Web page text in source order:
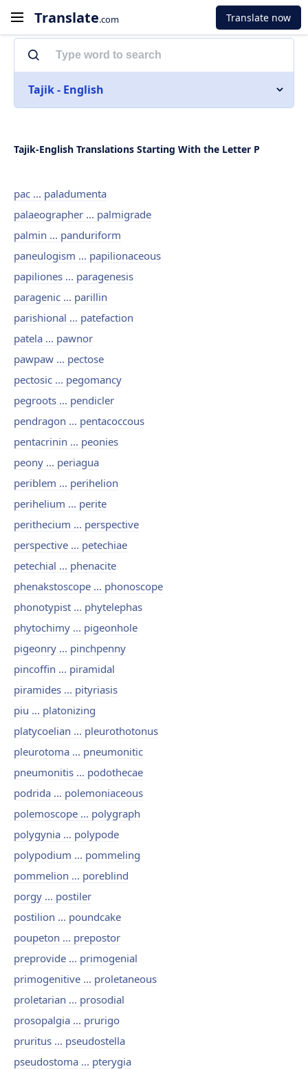
Translate.com Translate now
Tajik - English
Tajik-English Translations Starting With the Letter P
pac ... paladumenta
palaeographer ... palmigrade
palmin ... panduriform
paneulogism ... papilionaceous
papiliones ... paragenesis
paragenic ... parillin
parishional ... patefaction
patela ... pawnor
pawpaw ... pectose
pectosic ... pegomancy
pegroots ... pendicler
pendragon ... pentacoccous
pentacrinin ... peonies
peony ... periagua
periblem ... perihelion
perihelium ... perite
perithecium ... perspective
perspective ... petechiae
petechial ... phenacite
phenakstoscope ... phonoscope
phonotypist ... phytelephas
phytochimy ... pigeonhole
pigeonry ... pinchpenny
pincoffin ... piramidal
piramides ... pityriasis
piu ... platonizing
platycoelian ... pleurothotonus
pleurotoma ... pneumonitic
pneumonitis ... podothecae
podrida ... polemoniaceous
polemoscope ... polygraph
polygynia ... polypode
polypodium ... pommeling
pommelion ... poreblind
porgy ... postiler
postilion ... poundcake
poupeton ... prepostor
preprovide ... primogenial
primogenitive ... proletaneous
proletarian ... prosodial
prosopalgia ... prurigo
pruritus ... pseudostella
pseudostoma ... pterygia